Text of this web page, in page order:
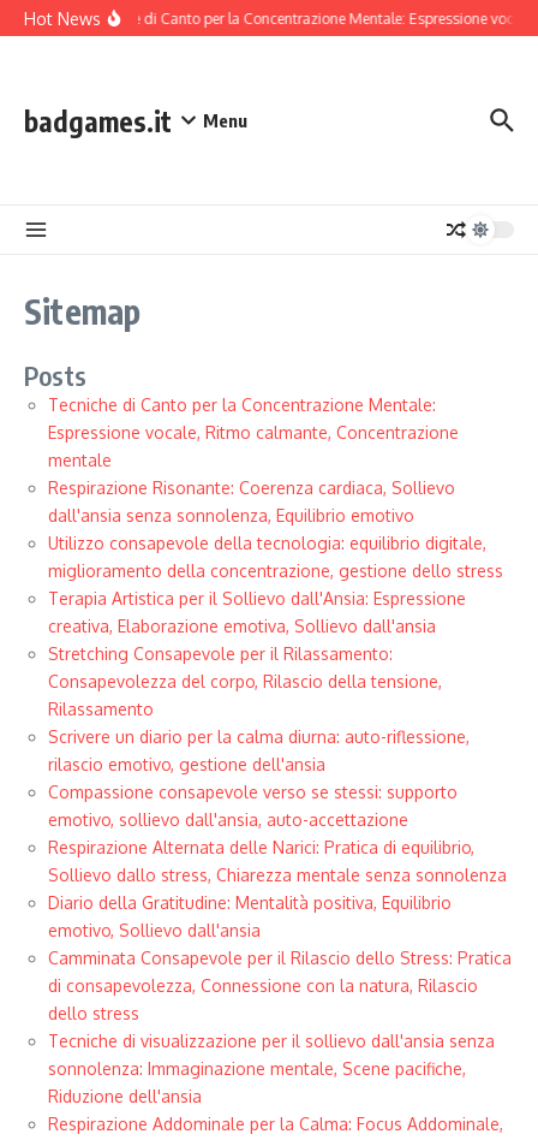
Skip to content
Hot NewsTecniche di Canto per la Concentrazione Mentale: Espressione
badgames.it Menu
Sitemap
Posts
Tecniche di Canto per la Concentrazione Mentale:
Espressione vocale, Ritmo calmante, Concentrazione
mentale
Respirazione Risonante: Coerenza cardiaca, Sollievo
dall'ansia senza sonnolenza, Equilibrio emotivo
Utilizzo consapevole della tecnologia: equilibrio digitale,
miglioramento della concentrazione, gestione dello stress
Terapia Artistica per il Sollievo dall'Ansia: Espressione
creativa, Elaborazione emotiva, Sollievo dall'ansia
Stretching Consapevole per il Rilassamento:
Consapevolezza del corpo, Rilascio della tensione,
Rilassamento
Scrivere un diario per la calma diurna: auto-riflessione,
rilascio emotivo, gestione dell'ansia
Compassione consapevole verso se stessi: supporto
emotivo, sollievo dall'ansia, auto-accettazione
Respirazione Alternata delle Narici: Pratica di equilibrio,
Sollievo dallo stress, Chiarezza mentale senza sonnolenza
Diario della Gratitudine: Mentalità positiva, Equilibrio
emotivo, Sollievo dall'ansia
Camminata Consapevole per il Rilascio dello Stress: Pratica
di consapevolezza, Connessione con la natura, Rilascio
dello stress
Tecniche di visualizzazione per il sollievo dall'ansia senza
sonnolenza: Immaginazione mentale, Scene pacifiche,
Riduzione dell'ansia
Respirazione Addominale per la Calma: Focus Addominale,